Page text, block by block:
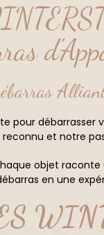
pour
et notre
objet
en une